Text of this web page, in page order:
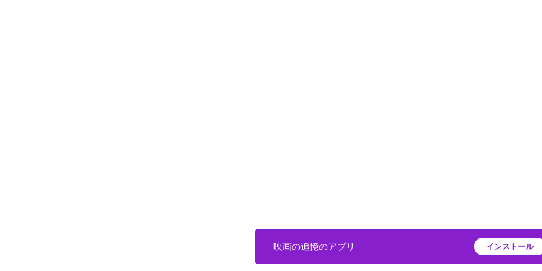
映画の追憶のアプリ インストール